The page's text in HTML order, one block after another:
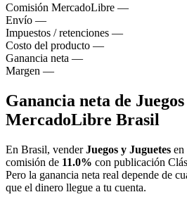
Comisión MercadoLibre —
Envío —
Impuestos / retenciones —
Costo del producto —
Ganancia neta —
Margen —
Ganancia neta de
MercadoLibre Brasil
En Brasil, venderJuegos y Juguetes en
comisión de 11.0% con publicación
Pero la ganancia neta real depende de
que el dinero llegue a tu cuenta.